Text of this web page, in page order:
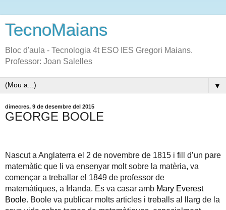
TecnoMaians
Bloc d'aula - Tecnologia 4t ESO IES Gregori Maians.
Professor: Joan Salelles
▼
dimecres, 9 de desembre del 2015
GEORGE BOOLE
Nascut a Anglaterra el 2 de novembre de 1815 i fill d’un pare
matemàtic que li va ensenyar molt sobre la matèria, va
començar a treballar el 1849 de professor de
matemàtiques, a Irlanda. Es va casar amb Mary Everest
Boole. Boole va publicar molts articles i treballs al llarg de la